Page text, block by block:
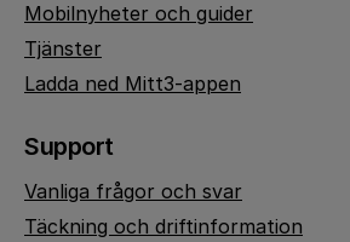
Mobilnyheter och guider
Tjänster
Ladda ned Mitt3-appen
Support
Vanliga frågor och svar
Täckning och driftinformation